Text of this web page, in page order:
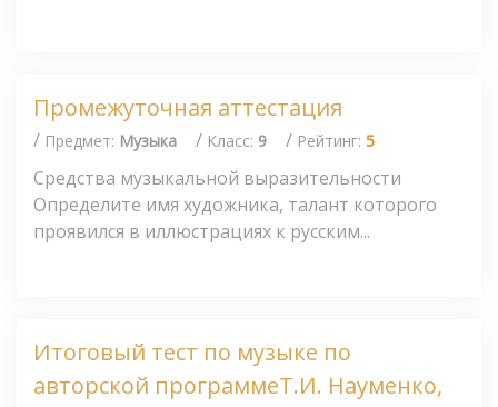
Промежуточная аттестация
/ Предмет: Музыка / Класс: 9 / Рейтинг: 5
Средства музыкальной выразительности
Определите имя художника, талант которого
проявился в иллюстрациях к русским...
Итоговый тест по музыке по
авторской программеТ.И. Науменко,